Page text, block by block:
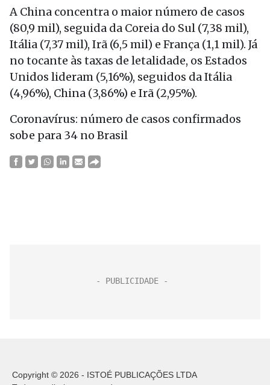
A China concentra o maior número de casos
(80,9 mil), seguida da Coreia do Sul (7,38 mil),
Itália (7,37 mil), Irã (6,5 mil) e França (1,1 mil). Já
no tocante às taxas de letalidade, os Estados
Unidos lideram (5,16%), seguidos da Itália
(4,96%), China (3,86%) e Irã (2,95%).
Coronavírus: número de casos confirmados
sobe para 34 no Brasil
Copyright © 2026 - ISTOÉ PUBLICAÇÕES LTDA